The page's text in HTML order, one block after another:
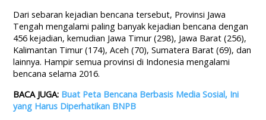
Dari sebaran kejadian bencana tersebut, Provinsi Jawa
Tengah mengalami paling banyak kejadian bencana dengan
456 kejadian, kemudian Jawa Timur (298), Jawa Barat (256),
Kalimantan Timur (174), Aceh (70), Sumatera Barat (69), dan
lainnya. Hampir semua provinsi di Indonesia mengalami
bencana selama 2016.
BACA JUGA: Buat Peta Bencana Berbasis Media Sosial, Ini
yang Harus Diperhatikan BNPB